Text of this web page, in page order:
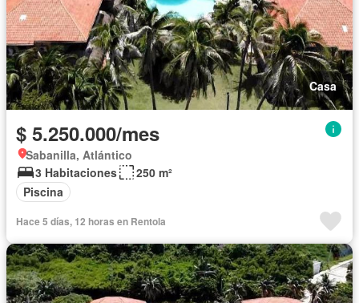
Casa
$ 5.250.000/mes
Sabanilla, Atlántico
3 Habitaciones
250 m²
Piscina
Hace 5 días, 12 horas en Rentola